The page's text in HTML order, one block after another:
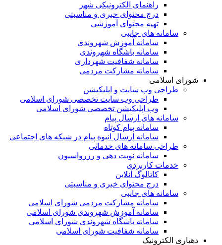
راهنمای الکترونیکی شهر
درج محتوای خبری و مناسبتی
تهیه محتوای آموزشی
سامانه های جانبی
سامانه آموزش شهروندی
سامانه باشگاه شهروندی
سامانه شفافیت شهرداری
سامانه مشارکت مردمی
شورای اسلامی
طراحی وب سایت و اپلیکیشن
طراحی وب سایت تخصصی شورای اسلامی
وب اپلیکیشن تخصصی شورای اسلامی
سامانه های ارسال پیام
سامانه پیام کوتاه
سامانه ارسال انبوه پیام در شبکه های اجتماعی
طراحی سامانه های خدماتی
سامانه نوبت دهی و رزرواسیون
خدمات کاربردی
کاتالوگ آنلاین
درج محتوای خبری و مناسبتی
سامانه های جانبی
سامانه مشارکت مردمی شورای اسلامی
سامانه آموزش شهروندی شورای اسلامی
سامانه باشگاه شهروندی شورای اسلامی
سامانه شفافیت شورای اسلامی
دهیاری الکترونیک